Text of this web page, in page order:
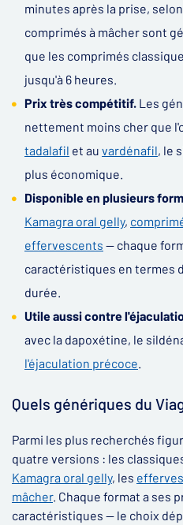
minutes après la prise,
comprimés à mâcher sont
que les comprimés
jusqu'à 6 heures.
Prix très compétitif. Les
nettement moins cher que
tadalafil et au vardénafil, le
plus économique.
Disponible en plusieurs
Kamagra oral gelly,
effervescents — chaque
caractéristiques en termes
durée.
Utile aussi contre
avec la dapoxétine, le
l'éjaculation précoce.
Quels génériques du
Parmi les plus recherchés
quatre versions : les
Kamagra oral gelly, les
mâcher. Chaque format a ses
caractéristiques — le choix